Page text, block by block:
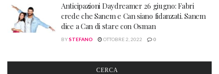
Anticipazioni Daydreamer 26 giugno: Fabri
crede che Sanem e Can siano fidanzati. Sanem
dice a Can di stare con Osman
BYSTEFANO OTTOBRE 2, 2022 0
CERCA